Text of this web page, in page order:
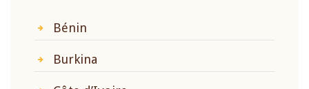
Bénin
Burkina